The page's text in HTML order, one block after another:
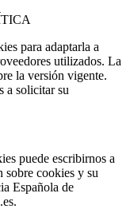
para adaptarla a
utilizados. La
la versión vigente.
a solicitar su
puede escribirnos a
sobre cookies y su
Española de